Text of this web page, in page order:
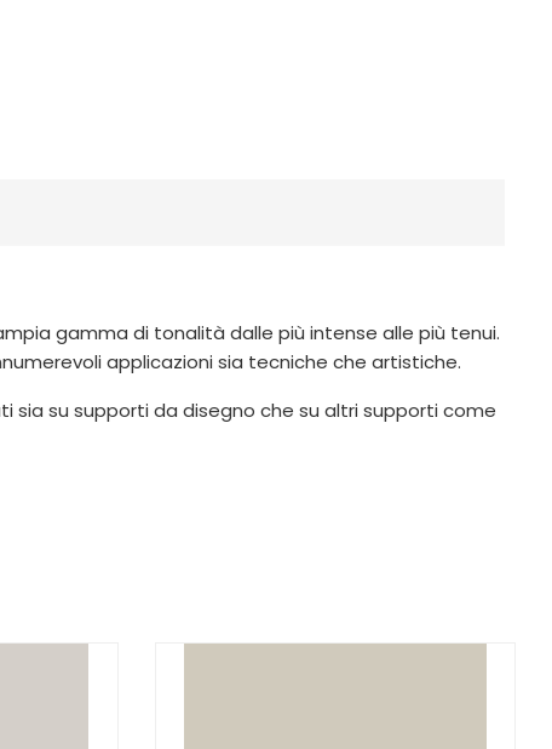
gamma di tonalità dalle più intense alle più tenui.
applicazioni sia tecniche che artistiche.
sia su supporti da disegno che su altri supporti come